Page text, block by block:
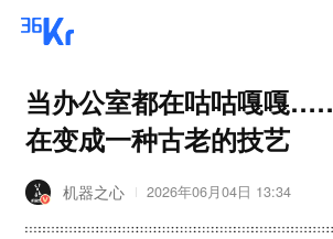
当办公室都在咕咕嘎嘎
在变成一种古老的技艺
机器之心 2026年06月04日 13:34